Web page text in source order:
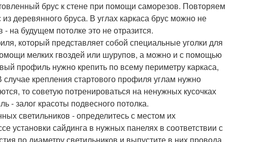
брус к стене при помощи саморезов. Повторяем
деревянного бруса. В углах каркаса брус можно не
на будущем потолке это не отразится.
который представляет собой специальные уголки для
мелких гвоздей или шурупов, а можно и с помощью
профиль нужно крепить по всему периметру каркаса,
крепления стартового профиля углам нужно
то советую потренироваться на ненужных кусочках
- залог красоты подвесного потолка.
светильников - определитесь с местом их
установки сайдинга в нужных панелях в соответствии с